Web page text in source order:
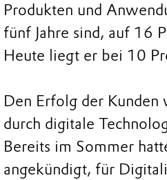
Produkten und
fünf Jahre sind, auf 16
Heute liegt er bei 10
Den Erfolg der
durch digitale
Bereits im Sommer
angekündigt, für